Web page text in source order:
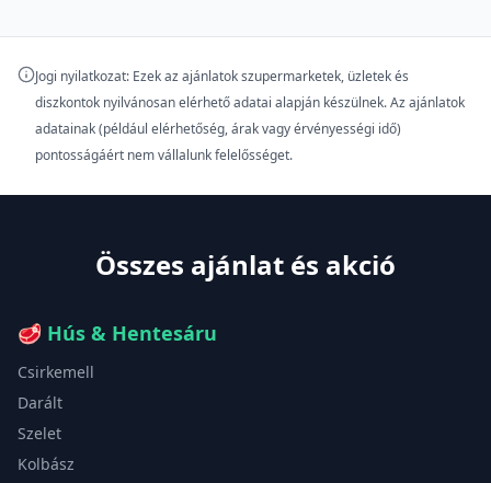
Jogi nyilatkozat: Ezek az ajánlatok szupermarketek, üzletek és
diszkontok nyilvánosan elérhető adatai alapján készülnek. Az ajánlatok
adatainak (például elérhetőség, árak vagy érvényességi idő)
pontosságáért nem vállalunk felelősséget.
Összes ajánlat és akció
🥩 Hús & Hentesáru
Csirkemell
Darált
Szelet
Kolbász